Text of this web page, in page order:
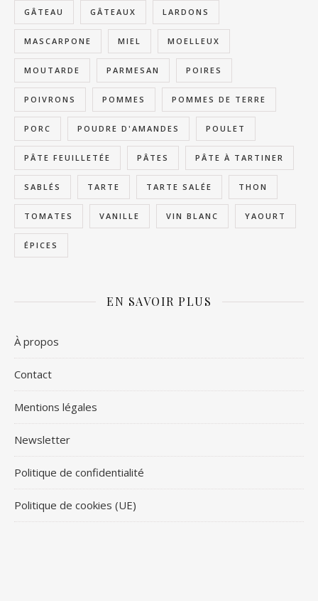
GÂTEAU GÂTEAUX LARDONS
MASCARPONE MIEL MOELLEUX
MOUTARDE PARMESAN POIRES
POIVRONS POMMES POMMES DE TERRE
PORC POUDRE D'AMANDES POULET
PÂTE FEUILLETÉE PÂTES PÂTE À TARTINER
SABLÉS TARTE TARTE SALÉE THON
TOMATES VANILLE VIN BLANC YAOURT
ÉPICES
EN SAVOIR PLUS
À propos
Contact
Mentions légales
Newsletter
Politique de confidentialité
Politique de cookies (UE)